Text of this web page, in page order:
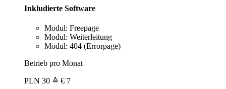
Inkludierte Software
Modul: Freepage
Modul: Weiterleitung
Modul: 404 (Errorpage)
Betrieb pro Monat
PLN 30 ≙ € 7